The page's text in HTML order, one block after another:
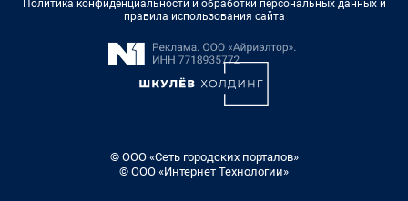
Политика конфиденциальности и обработки персональных данных и
правила использования сайта
© ООО «Сеть городских порталов»
© ООО «Интернет Технологии»